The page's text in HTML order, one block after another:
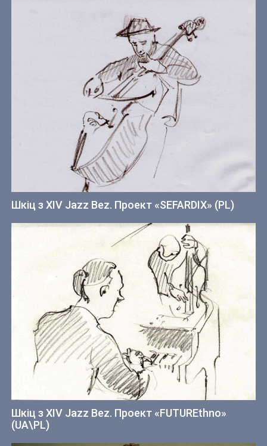
Шкіц з XIV Jazz Bez. Проект «SEFARDIX» (PL)
Шкіц з XIV Jazz Bez. Проект «FUTUREthno»
(UA\PL)